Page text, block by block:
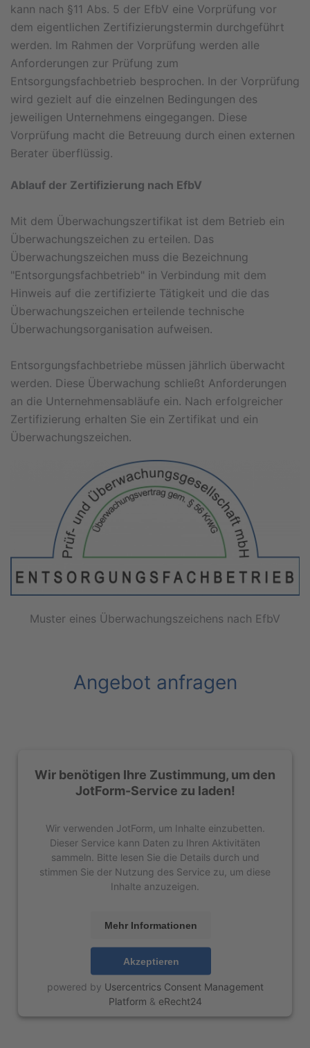
kann nach §11 Abs. 5 der EfbV eine Vorprüfung vor
dem eigentlichen Zertifizierungstermin durchgeführt
werden. Im Rahmen der Vorprüfung werden alle
Anforderungen zur Prüfung zum
Entsorgungsfachbetrieb besprochen. In der Vorprüfung
wird gezielt auf die einzelnen Bedingungen des
jeweiligen Unternehmens eingegangen. Diese
Vorprüfung macht die Betreuung durch einen externen
Berater überflüssig.
Ablauf der Zertifizierung nach EfbV
Mit dem Überwachungszertifikat ist dem Betrieb ein
Überwachungszeichen zu erteilen. Das
Überwachungszeichen muss die Bezeichnung
"Entsorgungsfachbetrieb" in Verbindung mit dem
Hinweis auf die zertifizierte Tätigkeit und die das
Überwachungszeichen erteilende technische
Überwachungsorganisation aufweisen.
Entsorgungsfachbetriebe müssen jährlich überwacht
werden. Diese Überwachung schließt Anforderungen
an die Unternehmensabläufe ein. Nach erfolgreicher
Zertifizierung erhalten Sie ein Zertifikat und ein
Überwachungszeichen.
Muster eines Überwachungszeichens nach EfbV
Angebot anfragen
Wir benötigen Ihre Zustimmung, um den
JotForm-Service zu laden!
Wir verwenden JotForm, um Inhalte einzubetten.
Dieser Service kann Daten zu Ihren Aktivitäten
sammeln. Bitte lesen Sie die Details durch und
stimmen Sie der Nutzung des Service zu, um diese
Inhalte anzuzeigen.
Mehr Informationen
Akzeptieren
powered by Usercentrics Consent Management
Platform & eRecht24